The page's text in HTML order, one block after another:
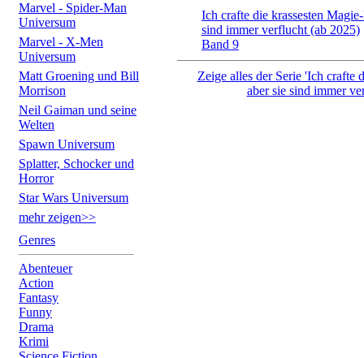
Marvel - Spider-Man
Universum
Marvel - X-Men
Universum
Matt Groening und Bill
Morrison
Neil Gaiman und seine
Welten
Spawn Universum
Splatter, Schocker und
Horror
Star Wars Universum
mehr zeigen>>
Genres
Abenteuer
Action
Fantasy
Funny
Drama
Krimi
Ich crafte die krassesten
sind immer verflucht (ab 2025)
Band 9
Zeige alles der Serie 'Ich crafte
aber sie sind immer